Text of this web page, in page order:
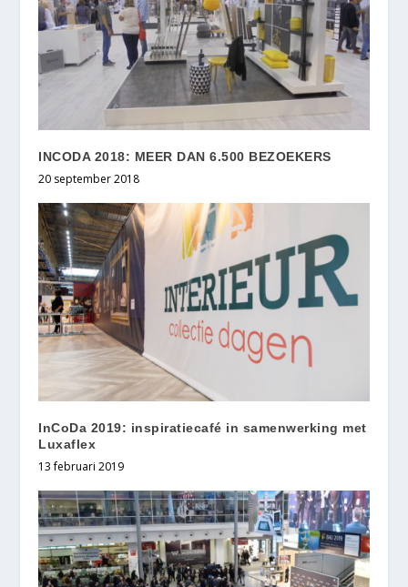
INCODA 2018: MEER DAN 6.500 BEZOEKERS
20 september 2018
InCoDa 2019: inspiratiecafé in samenwerking met
Luxaflex
13 februari 2019